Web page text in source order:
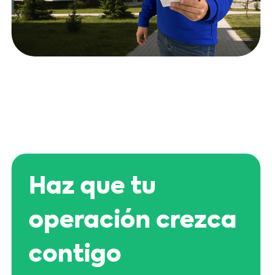
Haz que tu
operación crezca
contigo